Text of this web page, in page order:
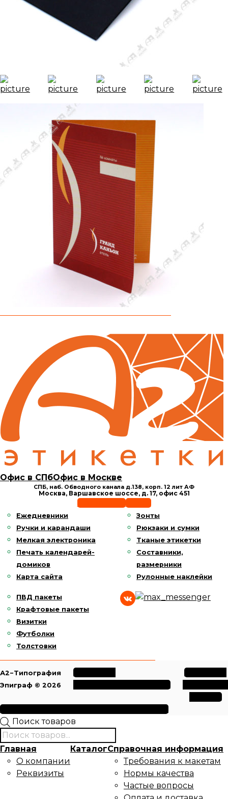
Офис в СПбОфис в Москве
СПБ, наб. Обводного канала д.138, корп. 12 лит АФ
Москва, Варшавское шоссе, д. 17, офис 451
Позвонить E-mail
Ежедневники
Ручки и карандаши
Мелкая электроника
Печать календарей-
домиков
Карта сайта
ПВД пакеты
Крафтовые пакеты
Визитки
Футболки
Толстовки
Зонты
Рюкзаки и сумки
Тканые этикетки
Составники,
размерники
Рулонные наклейки
А2−Типография
Эпиграф © 2026
Политика
конфиденциальности
Политика
данных
Условия использования файлов cookie
Поиск товаров
Главная
О компании
Реквизиты
КаталогСправочная информация
Требования к макетам
Нормы качества
Частые вопросы